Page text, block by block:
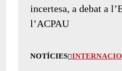
incertesa, a debat a
l’ACPAU
NOTÍCIES